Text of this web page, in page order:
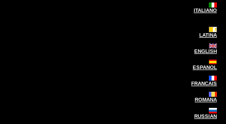
ITALIANO
LATINA
ENGLISH
ESPANOL
FRANCAIS
ROMANA
RUSSIAN